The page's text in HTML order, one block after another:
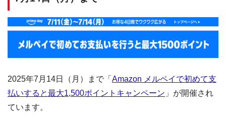
2025年7月14日（月）まで「 Amazon メルペイで初めて支
払いすると最大1,500ポイントキャンペーン 」が開催され
ています。